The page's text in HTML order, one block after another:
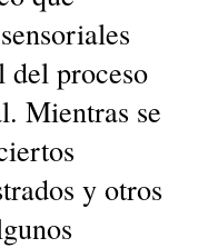
del proceso
Mientras se
y otros